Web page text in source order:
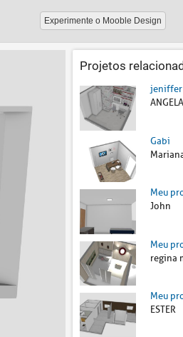
Experimente o Mooble Design
Projetos
jeniffer
ANGELA
Gabi
Meu
John
Meu
regina
Meu
ESTER